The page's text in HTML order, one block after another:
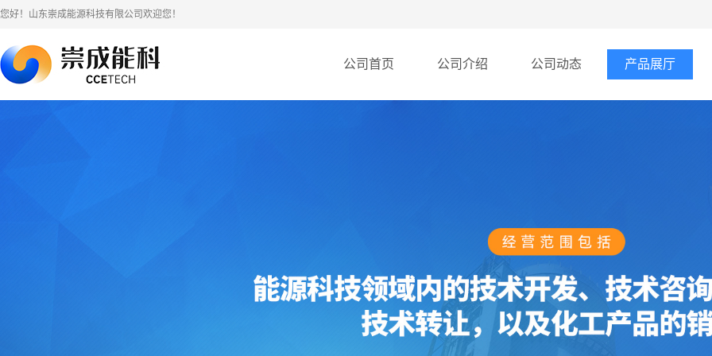
您好！山东崇成能源科技有限公司欢迎您！
公司首页 公司介绍 公司动态 产品展厅